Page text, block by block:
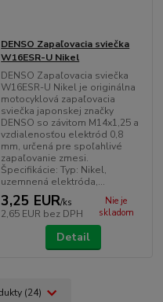
DENSO Zapaľovacia sviečka
W16ESR-U Nikel
DENSO Zapaľovacia sviečka
W16ESR-U Nikel je originálna
motocyklová zapaľovacia
sviečka japonskej značky
DENSO so závitom M14x1,25 a
vzdialenosťou elektród 0,8
mm, určená pre spoľahlivé
zapaľovanie zmesi.
Špecifikácie: Typ: Nikel,
uzemnená elektróda,...
3,25 EUR/ks
2,65 EUR bez DPH
Nie je
skladom
Detail
(24)